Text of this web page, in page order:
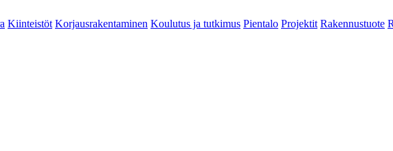
Kiinteistöt Korjausrakentaminen Koulutus ja tutkimus Pientalo Projektit Rakennustuote